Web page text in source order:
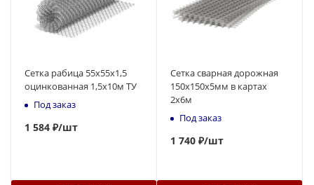
Сетка рабица 55х55х1,5
оцинкованная 1,5х10м ТУ
Под заказ
1 584 ₽/шт
Сетка сварная дорожная
150х150х5мм в картах
2х6м
Под заказ
1 740 ₽/шт